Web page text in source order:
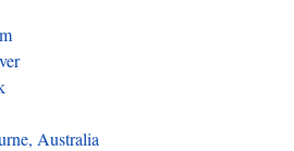
Australia